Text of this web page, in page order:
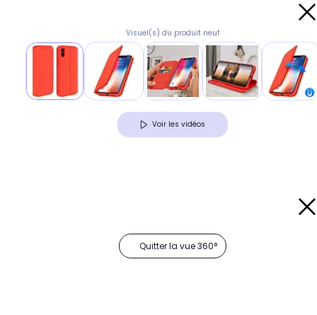
Visuel(s) du produit neuf
Voir les vidéos
Quitter la vue 360°